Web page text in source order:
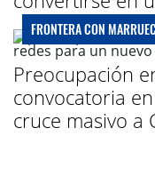
FRONTERA CON
Preocupación
convocatoria
cruce masivo a